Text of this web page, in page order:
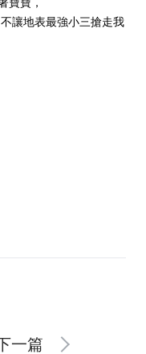
讓地表最強小三搶走我
一篇